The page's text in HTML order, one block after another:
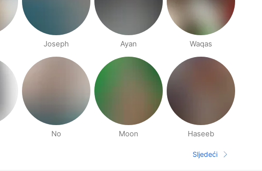
Joseph Ayan Waqas
No Moon Haseeb
stranica
Sljedeća stranica
Sljedeći